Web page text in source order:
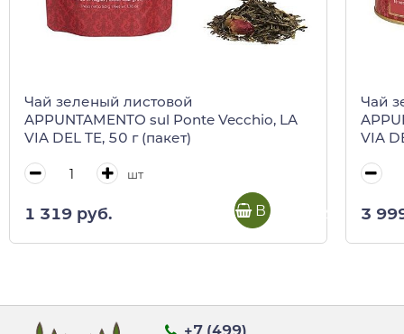
Чай зеленый листовой
APPUNTAMENTO sul Ponte Vecchio, LA
VIA DEL TE, 50 г (пакет)
шт
1 319 руб. В корзину
Чай
VIA
3